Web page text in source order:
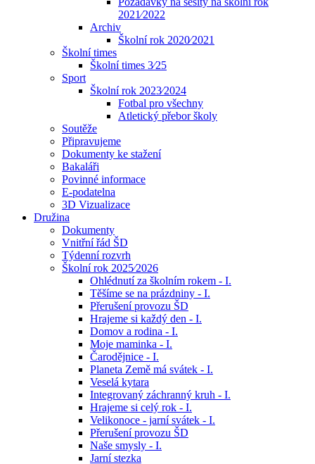
2021⁄2022
Archiv
Školní rok 2020⁄2021
Školní times
Školní times 3⁄25
Sport
Školní rok 2023⁄2024
Fotbal pro všechny
Atletický přebor školy
Soutěže
Připravujeme
Dokumenty ke stažení
Bakaláři
Povinné informace
E-podatelna
3D Vizualizace
Družina
Dokumenty
Vnitřní řád ŠD
Týdenní rozvrh
Školní rok 2025⁄2026
Ohlédnutí za školním rokem - I.
Těšíme se na prázdniny - I.
Přerušení provozu ŠD
Hrajeme si každý den - I.
Domov a rodina - I.
Moje maminka - I.
Čarodějnice - I.
Planeta Země má svátek - I.
Veselá kytara
Integrovaný záchranný kruh - I.
Hrajeme si celý rok - I.
Velikonoce - jarní svátek - I.
Přerušení provozu ŠD
Naše smysly - I.
Jarní stezka